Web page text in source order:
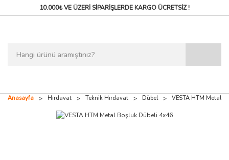
10.000₺ VE ÜZERİ SİPARİŞLERDEKARGO ÜCRETSİZ !
Anasayfa Hırdavat Teknik Hırdavat Dübel VESTA HTM Metal